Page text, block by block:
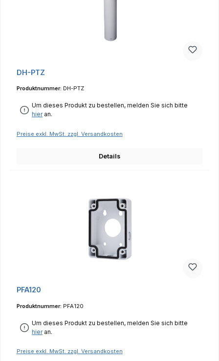
DH-PTZ
Produktnummer: DH-PTZ
Um dieses Produkt zu bestellen, melden Sie sich bitte
hieran.
Preise exkl. MwSt. zzgl. Versandkosten
Details
PFA120
Produktnummer: PFA120
Um dieses Produkt zu bestellen, melden Sie sich bitte
hieran.
Preise exkl. MwSt. zzgl. Versandkosten